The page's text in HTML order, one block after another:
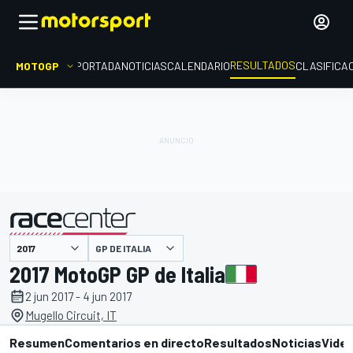
MOTOGP PORTADANOTICIASCALENDARIORESULTADOS
presentado por GP DE ITALIA
2017 MotoGP GP de Italia
2 jun 2017 - 4 jun 2017
Mugello Circuit, IT
ResumenComentarios en directoResultadosNoticias